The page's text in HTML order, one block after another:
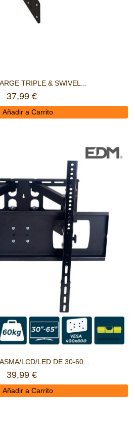
TRIPLE & SWIVEL...
37,99 €
Añadir a Carrito
LCD/LED DE 30-60...
39,99 €
Añadir a Carrito